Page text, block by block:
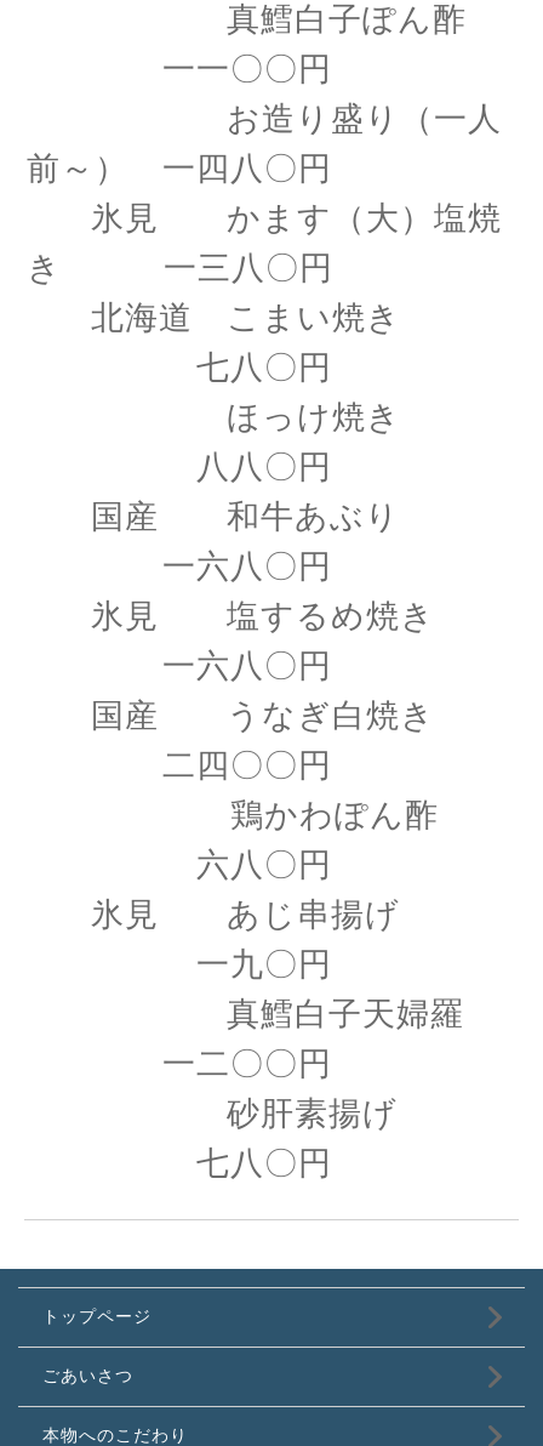
真鱈白子ぽん酢
一一〇〇円
お造り盛り（一人
前～） 一四八〇円
氷見 かます（大）塩焼
き 一三八〇円
北海道 こまい焼き
七八〇円
ほっけ焼き
八八〇円
国産 和牛あぶり
一六八〇円
氷見 塩するめ焼き
一六八〇円
国産 うなぎ白焼き
二四〇〇円
鶏かわぽん酢
六八〇円
氷見 あじ串揚げ
一九〇円
真鱈白子天婦羅
一二〇〇円
砂肝素揚げ
七八〇円
トップページ
ごあいさつ
本物へのこだわり